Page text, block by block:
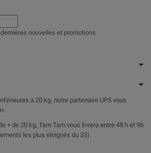
nouvelles et promotions
à 20 kg, notre partenaire UPS vous
+ de 20 kg, Tam Tam vous livrera entre 48 h et 96
les plus éloignés du 33).